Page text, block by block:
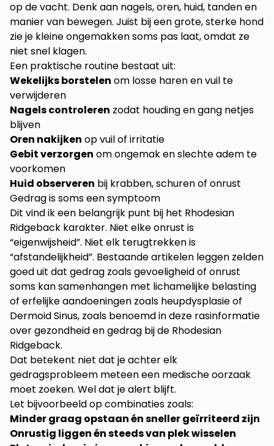
op de vacht. Denk aan nagels, oren, huid, tanden en
manier van bewegen. Juist bij een grote, sterke hond
zie je kleine ongemakken soms pas laat, omdat ze
niet snel klagen.
Een praktische routine bestaat uit:
Wekelijks borstelen om losse haren en vuil te
verwijderen
Nagels controleren zodat houding en gang netjes
blijven
Oren nakijken op vuil of irritatie
Gebit verzorgen om ongemak en slechte adem te
voorkomen
Huid observeren bij krabben, schuren of onrust
Gedrag is soms een symptoom
Dit vind ik een belangrijk punt bij het Rhodesian
Ridgeback karakter. Niet elke onrust is
“eigenwijsheid”. Niet elk terugtrekken is
“afstandelijkheid”. Bestaande artikelen leggen zelden
goed uit dat gedrag zoals gevoeligheid of onrust
soms kan samenhangen met lichamelijke belasting
of erfelijke aandoeningen zoals heupdysplasie of
Dermoid Sinus, zoals benoemd in deze rasinformatie
over gezondheid en gedrag bij de Rhodesian
Ridgeback.
Dat betekent niet dat je achter elk
gedragsprobleem meteen een medische oorzaak
moet zoeken. Wel dat je alert blijft.
Let bijvoorbeeld op combinaties zoals:
Minder graag opstaan én sneller geïrriteerd zijn
Onrustig liggen én steeds van plek wisselen